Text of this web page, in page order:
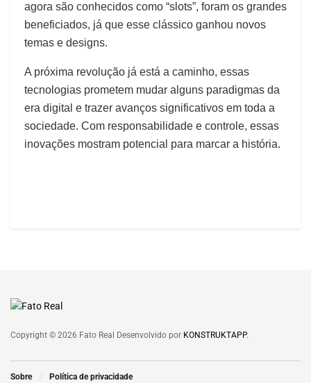
agora são conhecidos como “slots”, foram os grandes
beneficiados, já que esse clássico ganhou novos
temas e designs.
A próxima revolução já está a caminho, essas
tecnologias prometem mudar alguns paradigmas da
era digital e trazer avanços significativos em toda a
sociedade. Com responsabilidade e controle, essas
inovações mostram potencial para marcar a história.
Copyright © 2026 Fato Real Desenvolvido por KONSTRUKTAPP.
Sobre Política de privacidade